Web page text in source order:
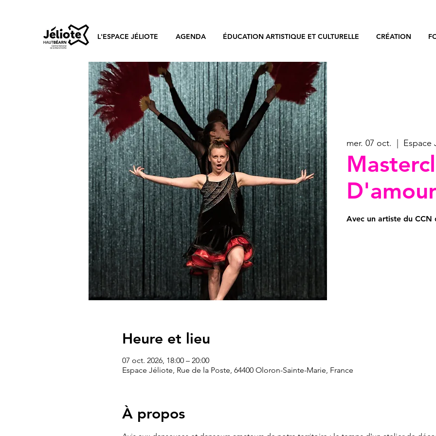
L'ESPACE JÉLIOTE AGENDA ÉDUCATION ARTISTIQUE ET CULTURELLE CRÉATION
mer. 07 oct.
  |
Espace
Avec un artiste du CCN
Heure et lieu
07 oct. 2026, 18:00 – 20:00
Espace Jéliote, Rue de la Poste, 64400 Oloron-Sainte-Marie, France
À propos